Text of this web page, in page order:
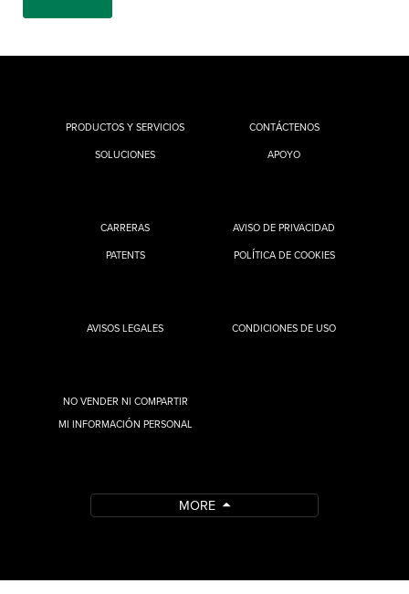
PRODUCTOS Y SERVICIOS
SOLUCIONES
CONTÁCTENOS
APOYO
CARRERAS
PATENTS
AVISO DE PRIVACIDAD
POLÍTICA DE COOKIES
AVISOS LEGALES CONDICIONES DE USO
NO VENDER NI COMPARTIR
MI INFORMACIÓN PERSONAL
MORE